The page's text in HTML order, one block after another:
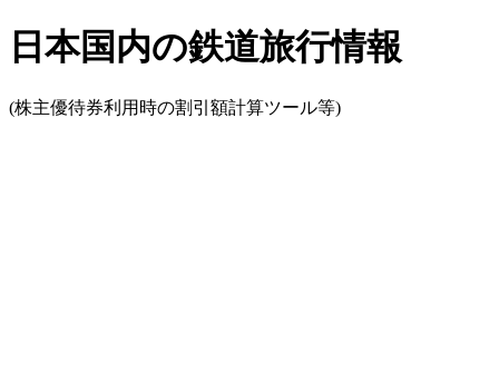
日本国内の鉄道旅行情報
(株主優待券利用時の割引額計算ツール等)